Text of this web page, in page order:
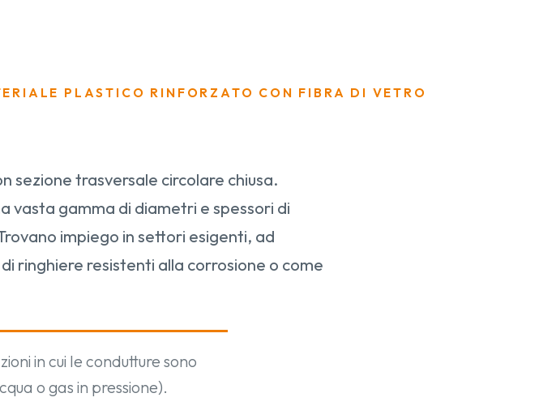
PLASTICO RINFORZATO CON FIBRA DI VETRO
sezione trasversale circolare chiusa.
vasta gamma di diametri e spessori di
impiego in settori esigenti, ad
ringhiere resistenti alla corrosione o come
in cui le condutture sono
o gas in pressione).